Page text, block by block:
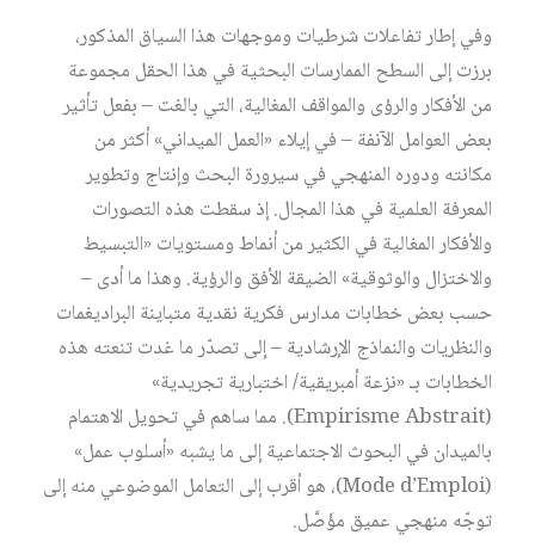
وفي إطار تفاعلات شرطيات وموجهات هذا السياق المذكور،
برزت إلى السطح الممارسات البحثية في هذا الحقل مجموعة
من الأفكار والرؤى والمواقف المغالية، التي بالغت – بفعل تأثير
بعض العوامل الآنفة – في إيلاء «العمل الميداني» أكثر من
مكانته ودوره المنهجي في سيرورة البحث وإنتاج وتطوير
المعرفة العلمية في هذا المجال. إذ سقطت هذه التصورات
والأفكار المغالية في الكثير من أنماط ومستويات «التبسيط
والاختزال والوثوقية» الضيقة الأفق والرؤية. وهذا ما أدى –
حسب بعض خطابات مدارس فكرية نقدية متباينة البراديغمات
والنظريات والنماذج الإرشادية – إلى تصدّر ما غدت تنعته هذه
الخطابات بـ «نزعة أمبريقية/ اختبارية تجريدية»
(Empirisme Abstrait). مما ساهم في تحويل الاهتمام
بالميدان في البحوث الاجتماعية إلى ما يشبه «أسلوب عمل»
(Mode d’Emploi)، هو أقرب إلى التعامل الموضوعي منه إلى
توجّه منهجي عميق مؤَصَّل.